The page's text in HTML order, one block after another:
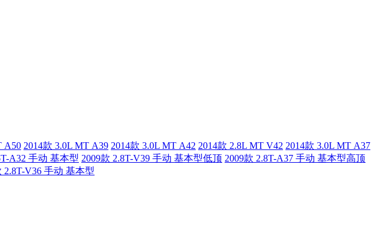
A50 2014款 3.0L MT A39 2014款 3.0L MT A42 2014款 2.8L MT V42 2014款 3.0L MT A37
A32 手动 基本型 2009款 2.8T-V39 手动 基本型低顶 2009款 2.8T-A37 手动 基本型高顶
2.8T-V36 手动 基本型